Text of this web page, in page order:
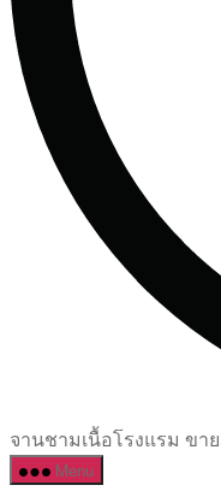
จานชามเนื้อโรงแรม ข
Menu